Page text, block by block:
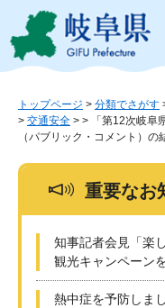
ジ
ュ
トップページ > 分類でさがす
> 交通安全 > >
「第12次岐
（パブリック・コメント）の
重要なお
知事記者会見「楽
観光キャンペーン
熱中症を予防しま